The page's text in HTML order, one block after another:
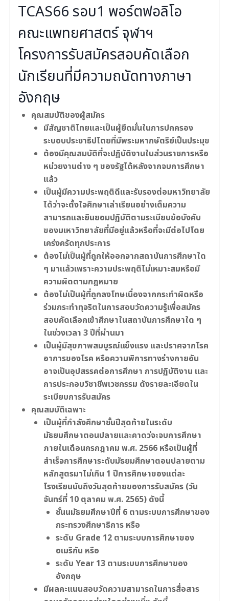
TCAS66 รอบ1 พอร์ตฟอลิโอ
คณะแพทยศาสตร์ จุฬาฯ
โครงการรับสมัครสอบคัดเลือก
นักเรียนที่มีความถนัดทางภาษา
อังกฤษ
คุณสมบัติของผู้สมัคร
มีสัญชาติไทยและเป็นผู้ยึดมั่นในการปกครอง
ระบอบประชาธิปไตยที่มีพระมหากษัตริย์เป็นประมุข
ต้องมีคุณสมบัติที่จะปฏิบัติงานในส่วนราชการหรือ
หน่วยงานต่าง ๆ ของรัฐได้หลังจากจบการศึกษา
แล้ว
เป็นผู้มีความประพฤติดีและรับรองต่อมหาวิทยาลัย
ได้ว่าจะตั้งใจศึกษาเล่าเรียนอย่างเต็มความ
สามารถและยินยอมปฏิบัติตามระเบียบข้อบังคับ
ของมเหาวิทยาลัยที่มีอยู่แล้วหรือที่จะมีต่อไปโดย
เคร่งครัดทุกประการ
ต้องไม่เป็นผู้ที่ถูกให้ออกจากสถาบันการศึกษาใด
ๆ มาแล้วเพราะความประพฤติไม่เหมาะสมหรือมี
ความผิดตามกฎหมาย
ต้องไม่เป็นผู้ที่ถูกลงโทษเนื่องจากกระทำผิดหรือ
ร่วมกระทำทุจริตในการสอบวัดความรู้เพื่อสมัคร
สอบคัดเลือกเข้าศึกษาในสถาบันการศึกษาใด ๆ
ในช่วงเวลา 3 ปีที่ผ่านมา
เป็นผู้มีสุขภาพสมบูรณ์แข็งแรง และปราศจากโรค
อาการของโรค หรือความพิการทางร่างกายอัน
อาจเป็นอุปสรรคต่อการศึกษา การปฏิบัติงาน และ
การประกอบวิชาชีพเวชกรรม ดังรายละเอียดใน
ระเบียบการรับสมัคร
คุณสมบัติเฉพาะ
เป็นผู้ที่กำลังศึกษาชั้นปีสุดท้ายในระดับ
มัธยมศึกษาตอนปลายและคาดว่จะจบการศึกษา
ภายในเดือนกรกฎาคม พ.ศ. 2566 หรือเป็นผู้ที่
สำเร็จการศึกษาระดับมัธยมศึกษาตอนปลายตาม
หลักสูตรมาไม่เกิน 1 ปีการศึกษาของแต่ละ
โรงเรียนนับถึงวันสุดท้ายของการรับสมัคร (วัน
จันทร์ที่ 10 ตุลาคม พ.ศ. 2565) ดังนี้
ชั้นนมัธยมศึกษาปีที่ 6 ตามระบบการศึกษาของ
กระทรวงศึกษาธิการ หรือ
ระดับ Grade 12 ตามระบบการศึกษาของ
อเมริกัน หรือ
ระดับ Year 13 ตามระบบการศึกษาของ
อังกฤษ
มีผลคะแนนสอบวัดความสามารถในการสื่อสาร